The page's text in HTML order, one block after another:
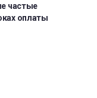
частые
оплаты